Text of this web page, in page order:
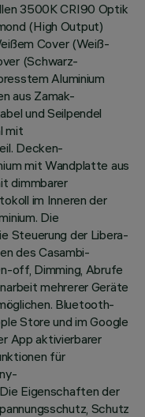
3500K CRI90 Optik
(High Output)
Cover (Weiß-
(Schwarz-
Aluminium
aus Zamak-
und Seilpendel
mit
Decken-
mit Wandplatte aus
dimmbarer
im Inneren der
Die
Steuerung der Libera-
des Casambi-
off, Dimming, Abrufe
mehrerer Geräte
Bluetooth-
Store und im Google
App aktivierbarer
für
Eigenschaften der
Schutz